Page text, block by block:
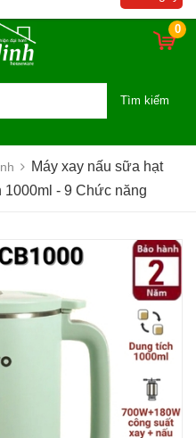
0
Tìm kiếm
Máy xay nấu sữa hạt
1000ml - 9 Chức năng